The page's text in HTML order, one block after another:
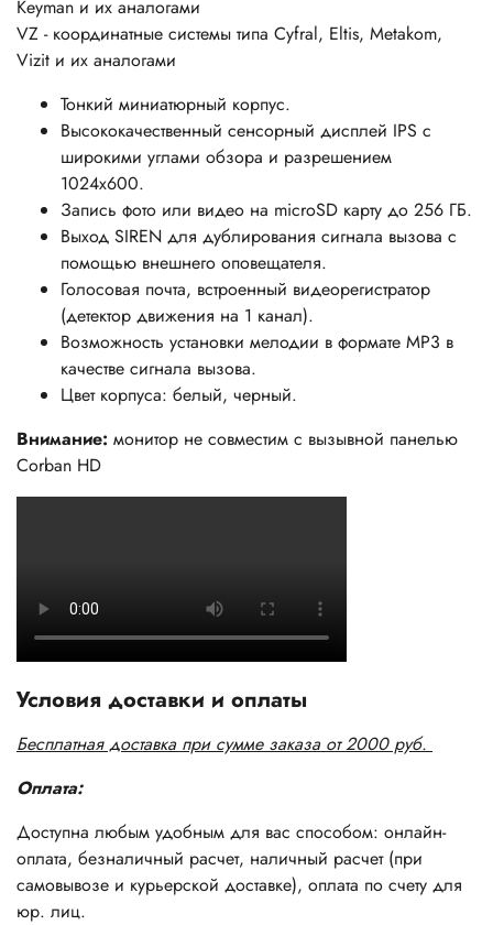
Keyman и их аналогами
VZ - координатные системы типа Cyfral, Eltis, Metakom,
Vizit и их аналогами
Тонкий миниатюрный корпус.
Высококачественный сенсорный дисплей IPS с
широкими углами обзора и разрешением
1024х600.
Запись фото или видео на microSD карту до 256 ГБ.
Выход SIREN для дублирования сигнала вызова с
помощью внешнего оповещателя.
Голосовая почта, встроенный видеорегистратор
(детектор движения на 1 канал).
Возможность установки мелодии в формате MP3 в
качестве сигнала вызова.
Цвет корпуса: белый, черный.
Внимание: монитор не совместим с вызывной панелью
Corban HD
Условия доставки и оплаты
Бесплатная доставка при сумме заказа от 2000 руб.
Оплата:
Доступна любым удобным для вас способом: онлайн-
оплата, безналичный расчет, наличный расчет (при
самовывозе и курьерской доставке), оплата по счету для
юр. лиц.